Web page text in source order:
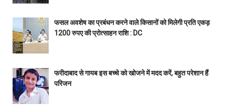
फसल अवशेष का प्रबंधन करने वाले किसानों को मिलेगी प्रति एकड़
1200 रुपए की प्रोत्साहन राशि : DC
फरीदाबाद से गायब इस बच्चे को खोजने में मदद करें, बहुत परेशान हैं
परिजन